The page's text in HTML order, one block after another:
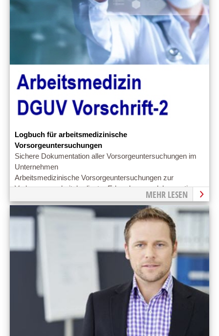
Logbuch für arbeitsmedizinische
Vorsorgeuntersuchungen
Sichere Dokumentation aller Vorsorgeuntersuchungen im
Unternehmen
Arbeitsmedizinische Vorsorgeuntersuchungen zur
Vorbeugung arbeitsbedingter Erkrankungen dokumentieren
MEHR LESEN